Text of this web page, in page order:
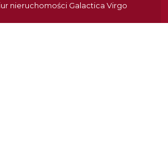
nieruchomości Galactica Virgo